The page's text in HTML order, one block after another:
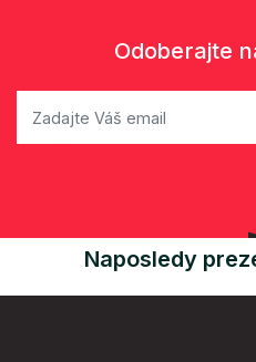
Odoberajte
Naposledy